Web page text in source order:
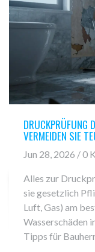
DRUCKPRÜFUNG
VERMEIDEN SIE
Jun 28, 2026 / 0
Alles zur
sie gesetzlich
Luft, Gas) am
Wasserschäden
Tipps für